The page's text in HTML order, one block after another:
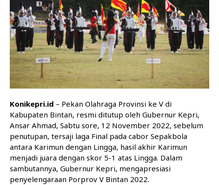
Konikepri.id – Pekan Olahraga Provinsi ke V di
Kabupaten Bintan, resmi ditutup oleh Gubernur Kepri,
Ansar Ahmad, Sabtu sore, 12 November 2022, sebelum
penutupan, tersaji laga Final pada cabor Sepakbola
antara Karimun dengan Lingga, hasil akhir Karimun
menjadi juara dengan skor 5-1 atas Lingga. Dalam
sambutannya, Gubernur Kepri, mengapresiasi
penyelengaraan Porprov V Bintan 2022.